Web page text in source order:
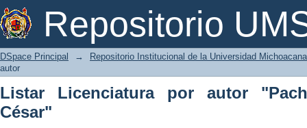
Repositorio
Listar Licenciatura por autor
DSpace Principal →
Repositorio Institucional de la Universidad
autor
Listar Licenciatura por autor
César"